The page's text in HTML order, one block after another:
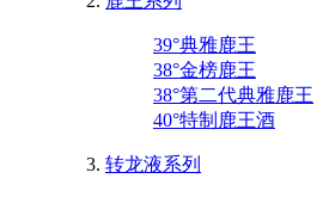
39°典雅鹿王
38°金榜鹿王
38°第二代典雅鹿王
40°特制鹿王酒
转龙液系列